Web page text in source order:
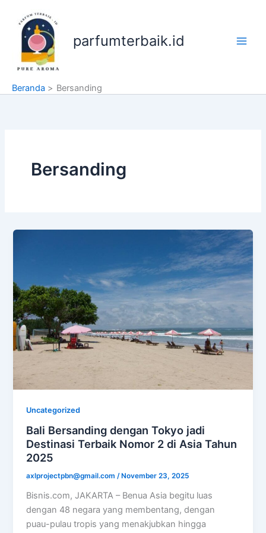
konten
parfumterbaik.id
Beranda Bersanding
Bersanding
Uncategorized
Bali Bersanding dengan Tokyo jadi
Destinasi Terbaik Nomor 2 di Asia Tahun
2025
axlprojectpbn@gmail.com/ November 23, 2025
Bisnis.com, JAKARTA – Benua Asia begitu luas
dengan 48 negara yang membentang, dengan
puau-pulau tropis yang menakjubkan hingga